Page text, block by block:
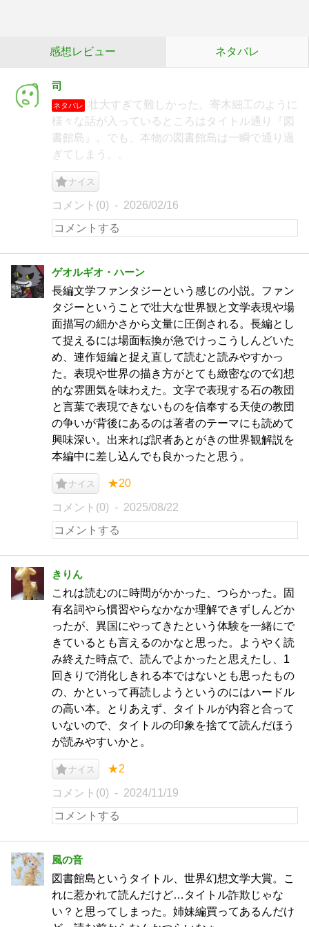
感想レビュー ネタバレ
司
ネタバレ
壮大すぎて難しかった。寄木細工のように
様々な話が入っているところはタイトル通り『図
書館島』。でも、本物の図書館島は一瞬で通り過
ぎてしまう。。
ナイス
コメント(0) 2026/02/16
ゲオルギオ・ハーン
長編文学ファンタジーという感じの小説。ファン
タジーということで壮大な世界観と文学表現や場
面描写の細かさから文量に圧倒される。長編とし
て捉えるには場面転換が急でけっこうしんどいた
め、連作短編と捉え直して読むと読みやすかっ
た。表現や世界の描き方がとても緻密なので幻想
的な雰囲気を味わえた。文字で表現する石の教団
と言葉で表現できないものを信奉する天使の教団
の争いが背後にあるのは著者のテーマにも読めて
興味深い。出来れば訳者あとがきの世界観解説を
本編中に差し込んでも良かったと思う。
ナイス ★20
コメント(0) 2025/08/22
きりん
これは読むのに時間がかかった、つらかった。固
有名詞やら慣習やらなかなか理解できずしんどか
ったが、異国にやってきたという体験を一緒にで
きているとも言えるのかなと思った。ようやく読
み終えた時点で、読んでよかったと思えたし、1
回きりで消化しきれる本ではないとも思ったもの
の、かといって再読しようというのにはハードル
の高い本。とりあえず、タイトルが内容と合って
いないので、タイトルの印象を捨てて読んだほう
が読みやすいかと。
ナイス ★2
コメント(0) 2024/11/19
風の音
図書館島というタイトル、世界幻想文学大賞。こ
れに惹かれて読んだけど…タイトル詐欺じゃな
い？と思ってしまった。姉妹編買ってあるんだけ